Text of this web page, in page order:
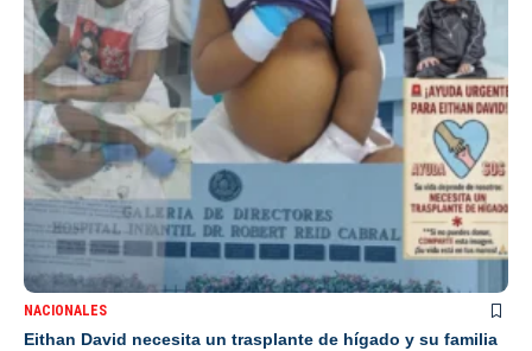
NACIONALES
Eithan David necesita un trasplante de hígado y su familia